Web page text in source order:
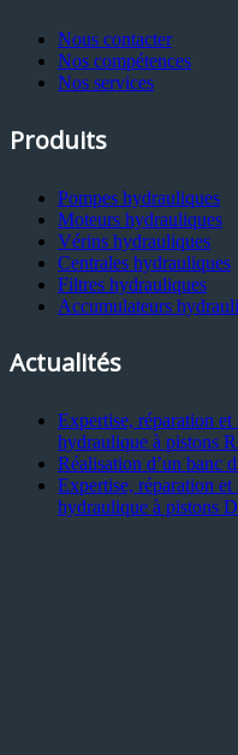
Nous contacter
Nos compétences
Nos services
Produits
Pompes hydrauliques
Moteurs hydrauliques
Vérins hydrauliques
Centrales hydrauliques
Filtres hydrauliques
Accumulateurs
Actualités
Expertise, réparation et
hydraulique à pistons
Réalisation d’un banc
Expertise, réparation et
hydraulique à pistons